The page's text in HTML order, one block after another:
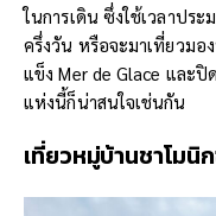
ในการเดิน ซึ่งใช้เวลาปร
ครึ่งวัน หรือจะมาเที่ยวม
แข็ง Mer de Glace และ
แห่งนี้ก็น่าสนใจเช่นกัน
เที่ยวหมู่บ้านชาโมนิ